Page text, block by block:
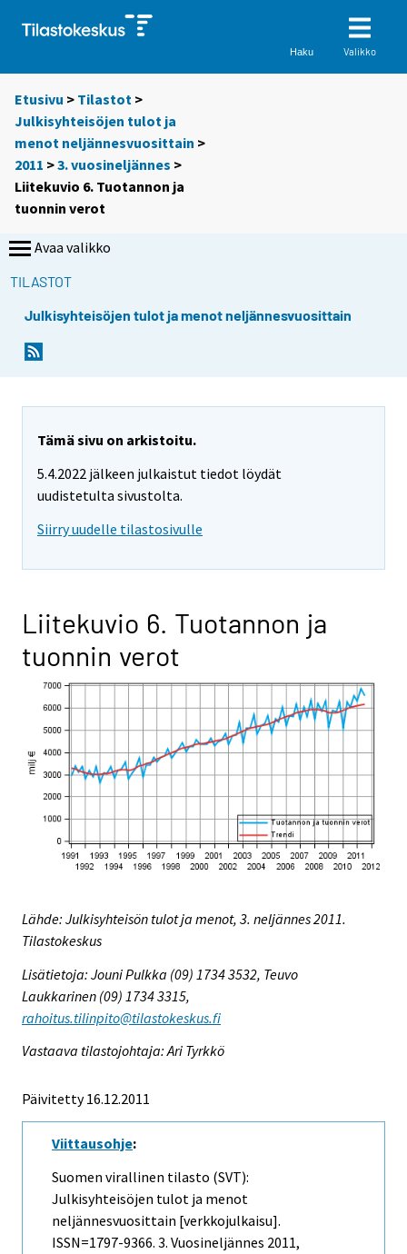
Haku Valikko
Etusivu > Tilastot >
Julkisyhteisöjen tulot ja
menot neljännesvuosittain >
2011 >3. vuosineljännes >
Liitekuvio 6. Tuotannon ja
tuonnin verot
Avaa valikko
TILASTOT
Julkisyhteisöjen tulot ja menot neljännesvuosittain
Tämä sivu on arkistoitu.
5.4.2022 jälkeen julkaistut tiedot löydät
uudistetulta sivustolta.
Siirry uudelle tilastosivulle
Liitekuvio 6. Tuotannon ja
tuonnin verot
Lähde: Julkisyhteisön tulot ja menot, 3. neljännes 2011.
Tilastokeskus
Lisätietoja: Jouni Pulkka (09) 1734 3532, Teuvo
Laukkarinen (09) 1734 3315,
rahoitus.tilinpito@tilastokeskus.fi
Vastaava tilastojohtaja: Ari Tyrkkö
Päivitetty 16.12.2011
Viittausohje:
Suomen virallinen tilasto (SVT):
Julkisyhteisöjen tulot ja menot
neljännesvuosittain [verkkojulkaisu].
ISSN=1797-9366. 3. Vuosineljännes 2011,